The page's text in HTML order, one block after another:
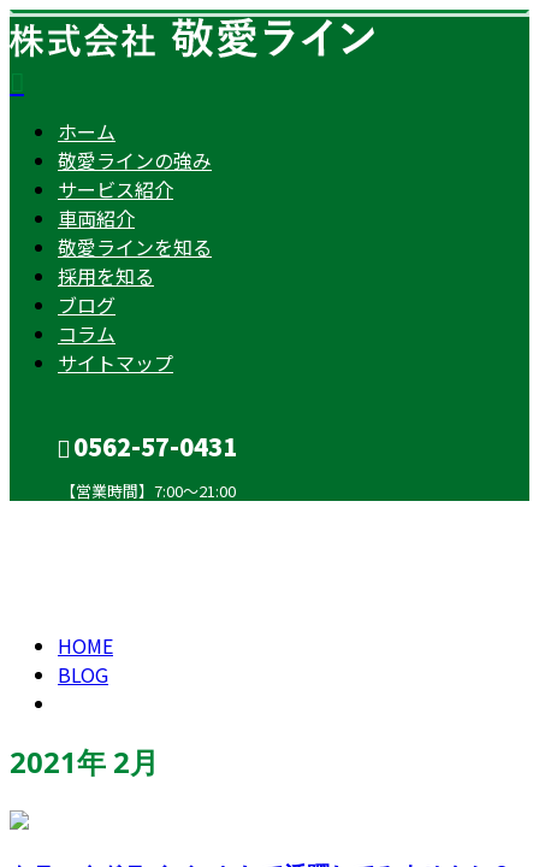
ホーム
敬愛ラインの強み
サービス紹介
車両紹介
敬愛ラインを知る
採用を知る
ブログ
コラム
サイトマップ
0562-57-0431
【営業時間】7:00～21:00
HOME
BLOG
2021年 2月